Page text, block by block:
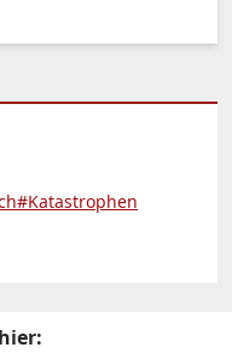
#Katastrophen